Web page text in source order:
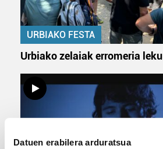
Datuen erabilera arduratsua
URBIAKO FESTA
Urbiako zelaiak erromeria leku